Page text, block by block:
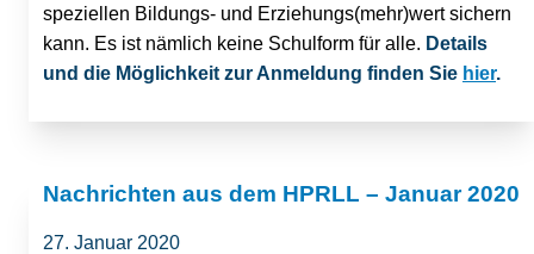
speziellen Bildungs- und Erziehungs(mehr)wert sichern
kann. Es ist nämlich keine Schulform für alle. Details
und die Möglichkeit zur Anmeldung finden Sie hier.
Nachrichten aus dem HPRLL – Januar 2020
27. Januar 2020